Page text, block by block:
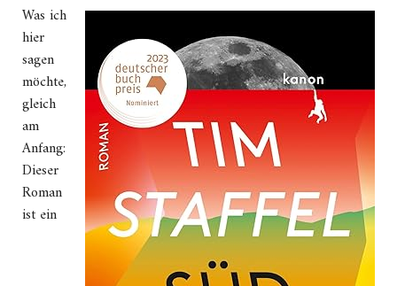
Was ich
hier
sagen
möchte,
gleich
am
Anfang:
Dieser
Roman
ist ein